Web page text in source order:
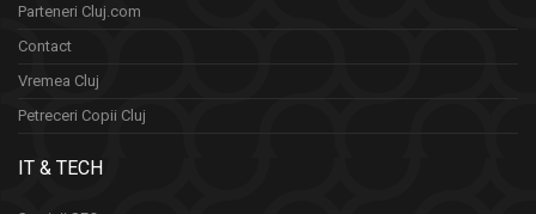
Parteneri Cluj.com
Contact
Vremea Cluj
Petreceri Copii Cluj
IT & TECH